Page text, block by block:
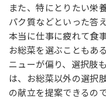
また、特にとりたい栄
パク質などといった答
本当に仕事に疲れて食
お総菜を選ぶこともあ
ニューが偏り、選択肢
は、お総菜以外の選択
の献立を提案できるの